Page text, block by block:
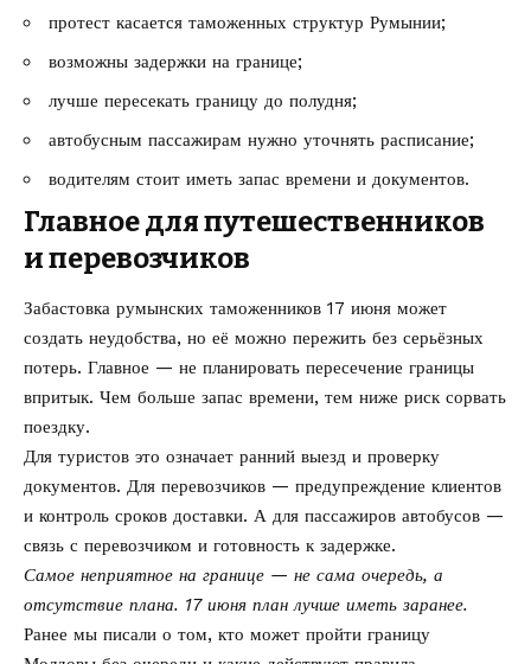
протест касается таможенных структур Румынии;
возможны задержки на границе;
лучше пересекать границу до полудня;
автобусным пассажирам нужно уточнять расписание;
водителям стоит иметь запас времени и документов.
Главное для путешественников
и перевозчиков
Забастовка румынских таможенников 17 июня может
создать неудобства, но её можно пережить без серьёзных
потерь. Главное — не планировать пересечение границы
впритык. Чем больше запас времени, тем ниже риск сорвать
поездку.
Для туристов это означает ранний выезд и проверку
документов. Для перевозчиков — предупреждение клиентов
и контроль сроков доставки. А для пассажиров автобусов —
связь с перевозчиком и готовность к задержке.
Самое неприятное на границе — не сама очередь, а
отсутствие плана. 17 июня план лучше иметь заранее.
Ранее мы писали о том, кто может пройти границу